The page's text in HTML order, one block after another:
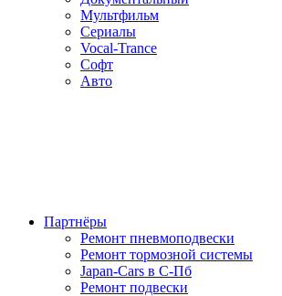
Мультфильм
Сериалы
Vocal-Trance
Софт
Авто
Партнёры
Ремонт пневмоподвески
Ремонт тормозной системы
Japan-Cars в С-Пб
Ремонт подвески